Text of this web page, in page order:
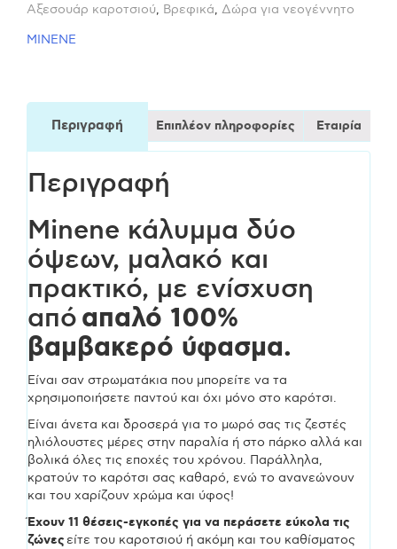
Αξεσουάρ καροτσιού, Βρεφικά, Δώρα για νεογέννητο
MINENE
Περιγραφή Επιπλέον πληροφορίες Εταιρία
Περιγραφή
Minene κάλυμμα δύο
όψεων, μαλακό και
πρακτικό, με ενίσχυση
απόαπαλό 100%
βαμβακερό ύφασμα.
Είναι σαν στρωματάκια που μπορείτε να τα
χρησιμοποιήσετε παντού και όχι μόνο στο καρότσι.
Είναι άνετα και δροσερά για το μωρό σας τις ζεστές
ηλιόλουστες μέρες στην παραλία ή στο πάρκο αλλά και
βολικά όλες τις εποχές του χρόνου. Παράλληλα,
κρατούν το καρότσι σας καθαρό, ενώ το ανανεώνουν
και του χαρίζουν χρώμα και ύφος!
Έχουν 11 θέσεις-εγκοπές για να περάσετε εύκολα τις
ζώνεςείτε του καροτσιού ή ακόμη και του καθίσματος